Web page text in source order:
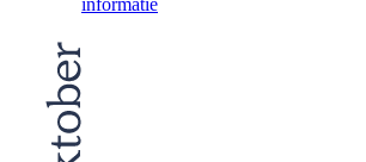
informatie